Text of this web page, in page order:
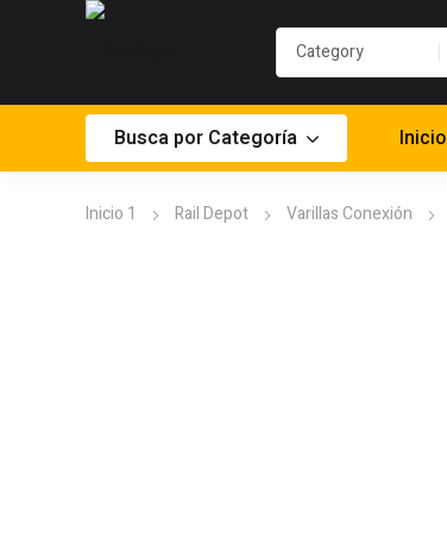
Busca por Categoría Inicio
Inicio 1 Rail Depot Varillas Conexión